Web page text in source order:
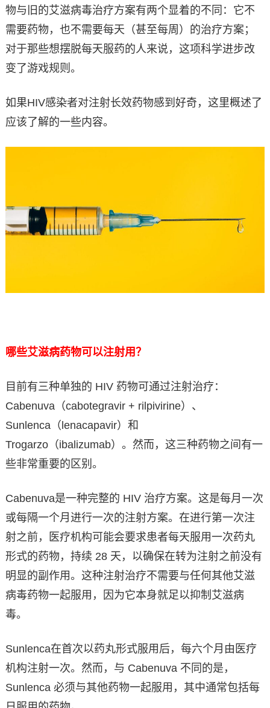
物与旧的艾滋病毒治疗方案有两个显着的不同：它不
需要药物，也不需要每天（甚至每周）的治疗方案；
对于那些想摆脱每天服药的人来说，这项科学进步改
变了游戏规则。
如果HIV感染者对注射长效药物感到好奇，这里概述了
应该了解的一些内容。
哪些艾滋病药物可以注射用？
目前有三种单独的 HIV 药物可通过注射治疗：
Cabenuva（cabotegravir + rilpivirine）、
Sunlenca（lenacapavir）和
Trogarzo（ibalizumab）。然而，这三种药物之间有一
些非常重要的区别。
Cabenuva是一种完整的 HIV 治疗方案。这是每月一次
或每隔一个月进行一次的注射方案。在进行第一次注
射之前，医疗机构可能会要求患者每天服用一次药丸
形式的药物，持续 28 天，以确保在转为注射之前没有
明显的副作用。这种注射治疗不需要与任何其他艾滋
病毒药物一起服用，因为它本身就足以抑制艾滋病
毒。
Sunlenca在首次以药丸形式服用后，每六个月由医疗
机构注射一次。然而，与 Cabenuva 不同的是，
Sunlenca 必须与其他药物一起服用，其中通常包括每